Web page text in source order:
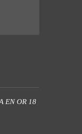
EN OR 18